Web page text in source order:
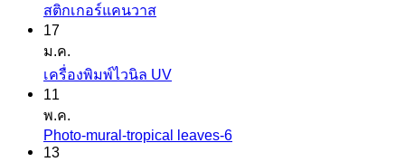
สติกเกอร์แคนวาสไม่มี
บน
17
ม.ค.
เครื่องพิมพ์ไวนิล UVไม่มี
บน
11
พ.ค.
Photo-mural-tropical leaves-6ไม่มี
13